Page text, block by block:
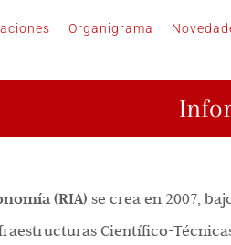
Organigrama
(RIA) se crea en 2007,
Científico-